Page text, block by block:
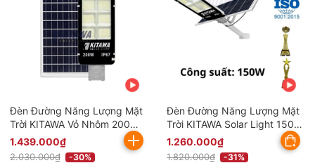
Đèn Đường Năng Lượng Mặt
Trời KITAWA Vỏ Nhôm 200W
BC1200 (Đã bao gồm VAT)
1.439.000₫
2.030.000₫ -30%
Đèn Đường Năng Lượng Mặt
Trời KITAWA Solar Light 150W
BC1150 (Đã bao gồm VAT)
1.260.000₫
1.820.000₫ -31%